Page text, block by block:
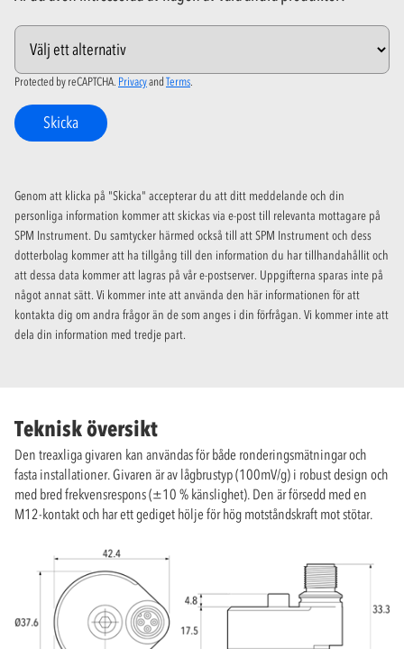
Protected by reCAPTCHA. Privacyand Terms
Skicka
Genom att klicka på "Skicka" accepterar du att ditt meddelande och din
personliga information kommer att skickas via e-post till relevanta mottagare på
SPM Instrument. Du samtycker härmed också till att SPM Instrument och dess
dotterbolag kommer att ha tillgång till den information du har tillhandahållit och
att dessa data kommer att lagras på vår e-postserver. Uppgifterna sparas inte på
något annat sätt. Vi kommer inte att använda den här informationen för att
kontakta dig om andra frågor än de som anges i din förfrågan. Vi kommer inte att
dela din information med tredje part.
Teknisk översikt
Den treaxliga givaren kan användas för både ronderingsmätningar och
fasta installationer. Givaren är av lågbrustyp (100mV/g) i robust design och
med bred frekvensrespons (±10 % känslighet). Den är försedd med en
M12-kontakt och har ett gediget hölje för hög motståndskraft mot stötar.